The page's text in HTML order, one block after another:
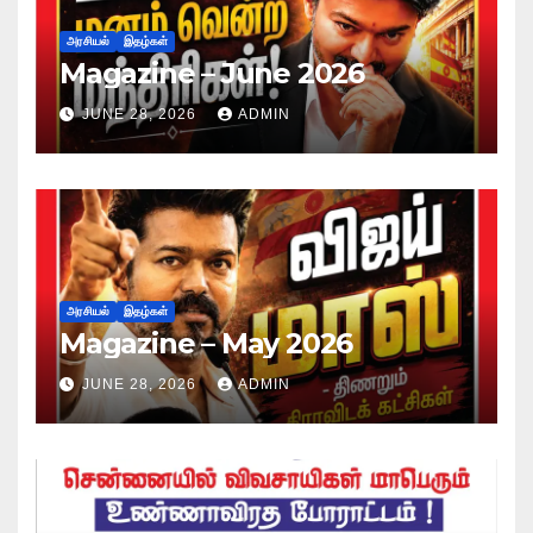
அரசியல் இதழ்கள்
Magazine – June 2026
JUNE 28, 2026 ADMIN
அரசியல் இதழ்கள்
Magazine – May 2026
JUNE 28, 2026 ADMIN